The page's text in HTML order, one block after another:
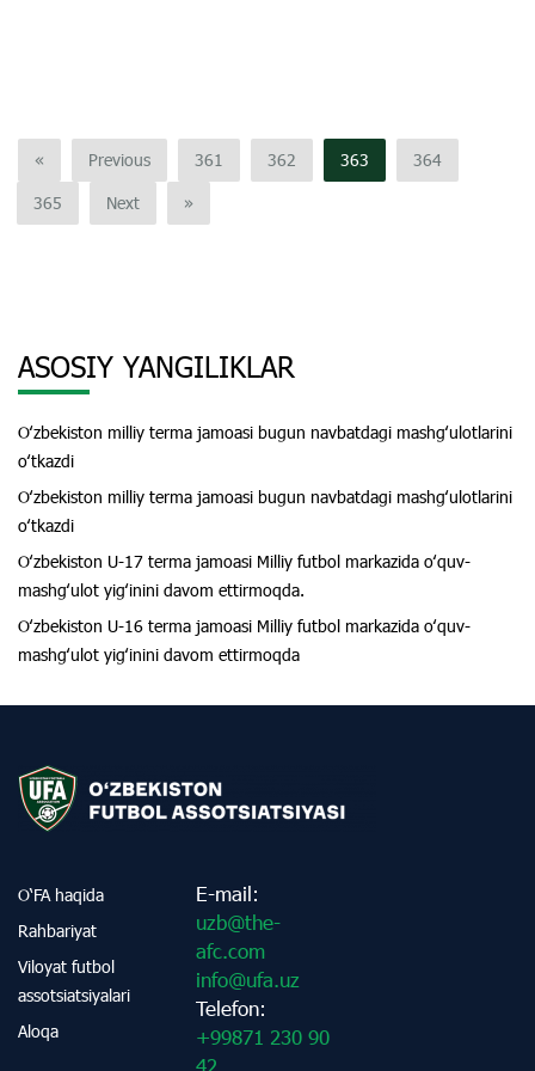
« Previous 361 362 363 364
365 Next »
ASOSIY YANGILIKLAR
Oʻzbekiston milliy terma jamoasi bugun navbatdagi mashgʻulotlarini
oʻtkazdi
Oʻzbekiston milliy terma jamoasi bugun navbatdagi mashgʻulotlarini
oʻtkazdi
Oʻzbekiston U-17 terma jamoasi Milliy futbol markazida oʻquv-
mashgʻulot yigʻinini davom ettirmoqda.
Oʻzbekiston U-16 terma jamoasi Milliy futbol markazida oʻquv-
mashgʻulot yigʻinini davom ettirmoqda
O‘FA haqida
Rahbariyat
Viloyat futbol
assotsiatsiyalari
Aloqa
E-mail:
uzb@the-
afc.com
info@ufa.uz
Telefon:
+99871 230 90
42